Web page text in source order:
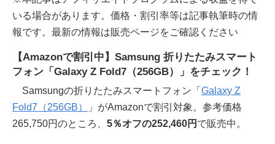
いる場合があります。価格・割引率等は記事執筆時の情
報です。最新の情報は販売ページをご確認ください
【Amazonで割引中】Samsung 折りたたみスマート
フォン「Galaxy Z Fold7（256GB）」をチェック！
Samsungの折りたたみスマートフォン「 Galaxy Z
Fold7（256GB）
」がAmazonで割引対象。参考価格
265,750円のところ、 5％オフの252,460円 で販売中。